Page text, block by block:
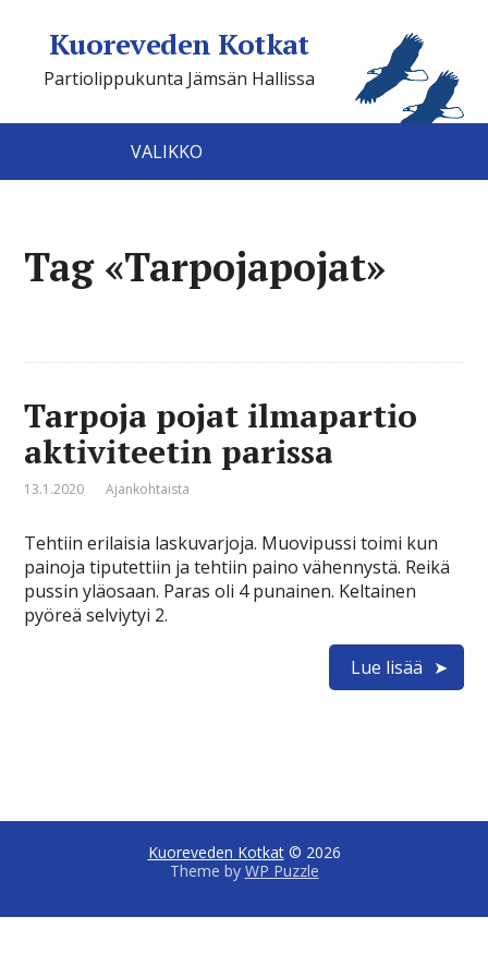
Kuoreveden Kotkat
Partiolippukunta Jämsän Hallissa
VALIKKO
Tag «Tarpojapojat»
Tarpoja pojat ilmapartio
aktiviteetin parissa
13.1.2020 Ajankohtaista
Tehtiin erilaisia laskuvarjoja. Muovipussi toimi kun
painoja tiputettiin ja tehtiin paino vähennystä. Reikä
pussin yläosaan. Paras oli 4 punainen. Keltainen
pyöreä selviytyi 2.
Lue lisää
Kuoreveden Kotkat© 2026
Theme by WP Puzzle